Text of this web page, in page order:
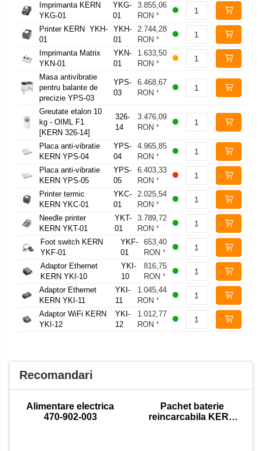
Imprimanta KERN
YKG-01
YKG-
01
3.855,06
RON *
Printer KERN YKH-
01
YKH-
01
2.744,28
RON *
Imprimanta Matrix
YKN-01
YKN-
01
1.633,50
RON *
Masa antivibratie
pentru balante de
precizie YPS-03
YPS-
03
6.468,67
RON *
Greutate etalon 10
kg - OIML F1
[KERN 326-14]
326-
14
3.476,09
RON *
Placa anti-vibratie
KERN YPS-04
YPS-
04
4.965,85
RON *
Placa anti-vibratie
KERN YPS-05
YPS-
05
6.403,33
RON *
Printer termic
KERN YKC-01
YKC-
01
2.025,54
RON *
Needle printer
KERN YKT-01
YKT-
01
3.789,72
RON *
Foot switch KERN
YKF-01
YKF-
01
653,40
RON *
Adaptor Ethernet
KERN YKI-10
YKI-
10
816,75
RON*
Adaptor Ethernet
KERN YKI-11
YKI-
11
1.045,44
RON *
Adaptor WiFi KERN
YKI-12
YKI-
12
1.012,77
RON *
Recomandari
Alimentare electrica
470-902-003
Pachet baterie
reincarcabila KERN